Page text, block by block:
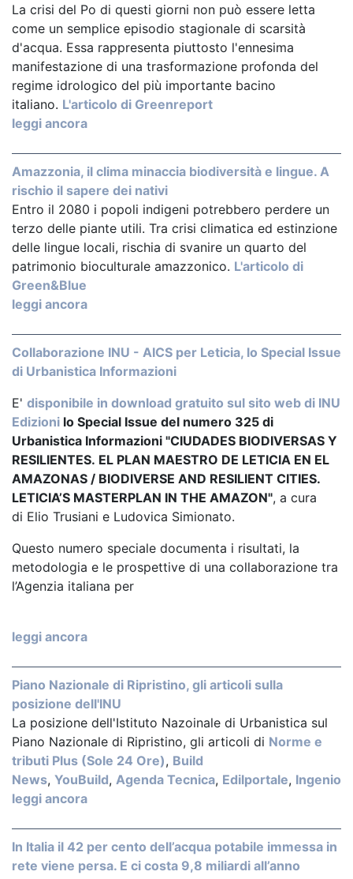
La crisi del Po di questi giorni non può essere letta
come un semplice episodio stagionale di scarsità
d'acqua. Essa rappresenta piuttosto l'ennesima
manifestazione di una trasformazione profonda del
regime idrologico del più importante bacino
italiano. L'articolo di Greenreport
leggi ancora
Amazzonia, il clima minaccia biodiversità e lingue. A
rischio il sapere dei nativi
Entro il 2080 i popoli indigeni potrebbero perdere un
terzo delle piante utili. Tra crisi climatica ed estinzione
delle lingue locali, rischia di svanire un quarto del
patrimonio bioculturale amazzonico. L'articolo di
Green&Blue
leggi ancora
Collaborazione INU - AICS per Leticia, lo Special Issue
di Urbanistica Informazioni
E' disponibile in download gratuito sul sito web di INU
Edizioni lo Special Issue del numero 325 di
Urbanistica Informazioni "CIUDADES BIODIVERSAS Y
RESILIENTES. EL PLAN MAESTRO DE LETICIA EN EL
AMAZONAS / BIODIVERSE AND RESILIENT CITIES.
LETICIA’S MASTERPLAN IN THE AMAZON", a cura
di Elio Trusiani e Ludovica Simionato.
Questo numero speciale documenta i risultati, la
metodologia e le prospettive di una collaborazione tra
l’Agenzia italiana per
leggi ancora
Piano Nazionale di Ripristino, gli articoli sulla
posizione dell'INU
La posizione dell'Istituto Nazoinale di Urbanistica sul
Piano Nazionale di Ripristino, gli articoli di Norme e
tributi Plus (Sole 24 Ore), Build
News, YouBuild, Agenda Tecnica, Edilportale, Ingenio
leggi ancora
In Italia il 42 per cento dell’acqua potabile immessa in
rete viene persa. E ci costa 9,8 miliardi all’anno